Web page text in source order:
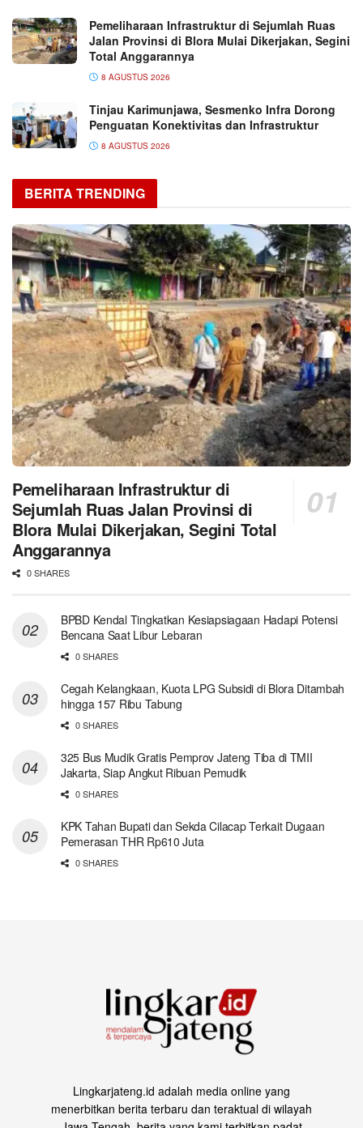
Pemeliharaan Infrastruktur di Sejumlah Ruas
Jalan Provinsi di Blora Mulai Dikerjakan, Segini
Total Anggarannya
8 AGUSTUS 2026
Tinjau Karimunjawa, Sesmenko Infra Dorong
Penguatan Konektivitas dan Infrastruktur
8 AGUSTUS 2026
BERITA TRENDING
Pemeliharaan Infrastruktur di
Sejumlah Ruas Jalan Provinsi di
Blora Mulai Dikerjakan, Segini Total
Anggarannya
0 SHARES
BPBD Kendal Tingkatkan Kesiapsiagaan Hadapi Potensi
Bencana Saat Libur Lebaran
0 SHARES
Cegah Kelangkaan, Kuota LPG Subsidi di Blora Ditambah
hingga 157 Ribu Tabung
0 SHARES
325 Bus Mudik Gratis Pemprov Jateng Tiba di TMII
Jakarta, Siap Angkut Ribuan Pemudik
0 SHARES
KPK Tahan Bupati dan Sekda Cilacap Terkait Dugaan
Pemerasan THR Rp610 Juta
0 SHARES
Lingkarjateng.id adalah media online yang
menerbitkan berita terbaru dan teraktual di wilayah